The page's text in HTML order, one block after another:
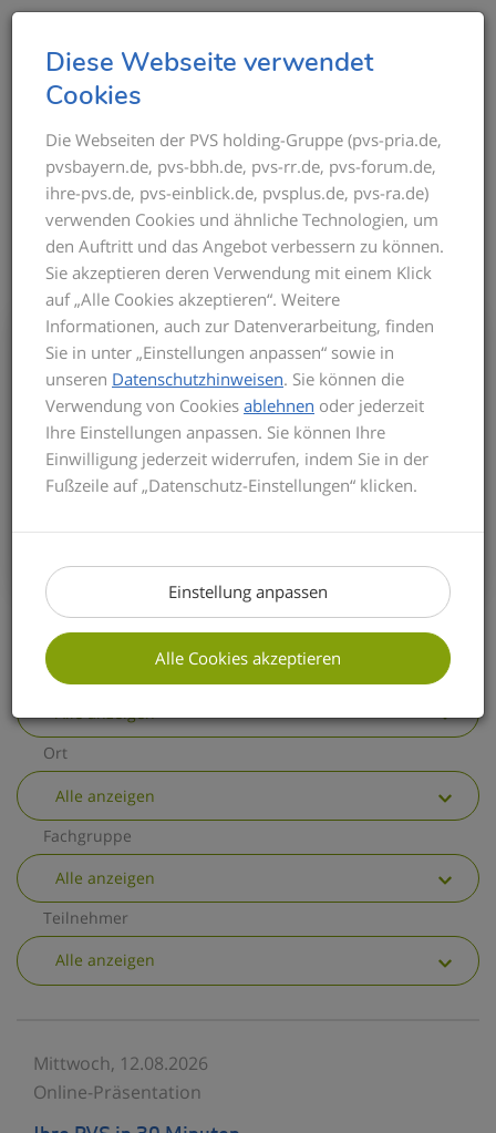
Diese Webseite verwendet
Cookies
Die Webseiten der PVS holding-Gruppe (pvs-pria.de,
pvsbayern.de, pvs-bbh.de, pvs-rr.de, pvs-forum.de,
ihre-pvs.de, pvs-einblick.de, pvsplus.de, pvs-ra.de)
verwenden Cookies und ähnliche Technologien, um
den Auftritt und das Angebot verbessern zu können.
Sie akzeptieren deren Verwendung mit einem Klick
auf „Alle Cookies akzeptieren“. Weitere
Informationen, auch zur Datenverarbeitung, finden
Sie in unter „Einstellungen anpassen“ sowie in
unseren Datenschutzhinweisen. Sie können die
Verwendung von Cookies ablehnen oder jederzeit
Ihre Einstellungen anpassen. Sie können Ihre
Einwilligung jederzeit widerrufen, indem Sie in der
Fußzeile auf „Datenschutz-Einstellungen“ klicken.
Einstellung anpassen
Alle Cookies akzeptieren
THEMEN IM ÜBERBLICK
Bis zum Inkrafttreten der neuen GOÄ gilt
für die Privatabrechnung die aktuelle
GOÄ-Fassung. Auf dieser basieren die
Seminarinhalte. Zu Beginn des Seminars
informieren wir Sie über den derzeitigen
Stand der neuen GOÄ. Zusätzlich
erhalten Sie einen kurzen Überblick über
Thema
Alle anzeigen
Ort
Alle anzeigen
Fachgruppe
Alle anzeigen
Teilnehmer
Alle anzeigen
Mittwoch, 12.08.2026
Online-Präsentation